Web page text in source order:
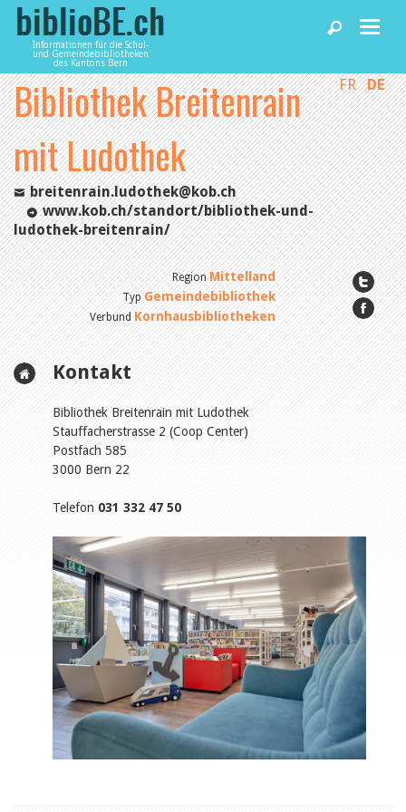
Informationen für die Schul-
und Gemeindebibliotheken
des Kantons Bern
Home
News und Fachbeiträge
Bibliotheken
Agenda
Dienstleistungen
biblioBE nutzen
FR DE
Bibliothek Breitenrain
mit Ludothek
breitenrain.ludothek@kob.ch
www.kob.ch/standort/bibliothek-und-
ludothek-breitenrain/
RegionMittelland
TypGemeindebibliothek
VerbundKornhausbibliotheken
Kontakt
Bibliothek Breitenrain mit Ludothek
Stauffacherstrasse 2 (Coop Center)
Postfach 585
3000 Bern 22
Telefon 031 332 47 50